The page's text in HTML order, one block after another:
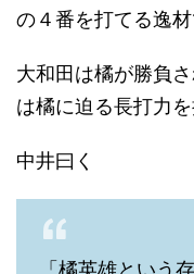
の４番を打てる逸材
大和田は橘が勝負
は橘に迫る長打力を
中井曰く